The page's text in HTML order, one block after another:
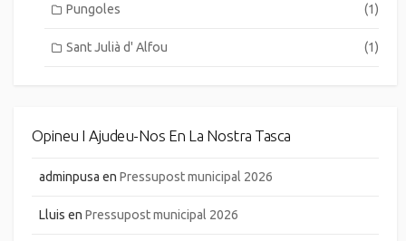
Pungoles (1)
Sant Julià d' Alfou (1)
Opineu I Ajudeu-Nos En La Nostra Tasca
adminpusa en Pressupost municipal 2026
Lluis en Pressupost municipal 2026